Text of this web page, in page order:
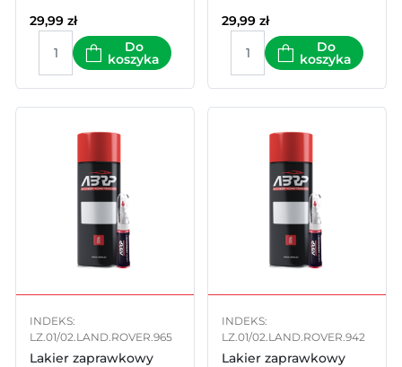
29,99 zł
Do
koszyka
29,99 zł
Do
koszyka
INDEKS:
LZ.01/02.LAND.ROVER.965
Lakier zaprawkowy
INDEKS:
LZ.01/02.LAND.ROVER.942
Lakier zaprawkowy